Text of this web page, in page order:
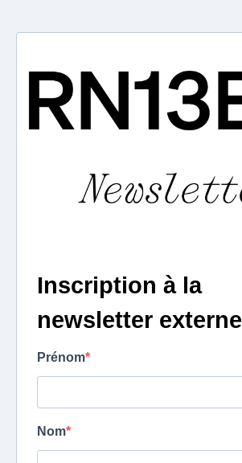
Inscription à la
newsletter externe
Prénom
Nom